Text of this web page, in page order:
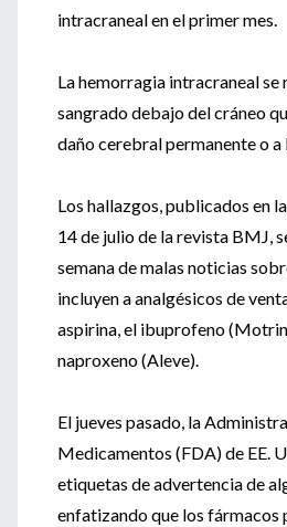
intracraneal en el primer mes.
La hemorragia intracraneal se
sangrado debajo del cráneo
daño cerebral permanente o a
Los hallazgos, publicados en
14 de julio de la revista BMJ,
semana de malas noticias
incluyen a analgésicos de
aspirina, el ibuprofeno
naproxeno (Aleve).
El jueves pasado, la
Medicamentos (FDA) de EE.
etiquetas de advertencia de
enfatizando que los fármacos